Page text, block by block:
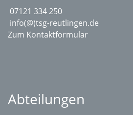
07121 334 250
info(@)tsg-reutlingen.de
Zum Kontaktformular
Abteilungen